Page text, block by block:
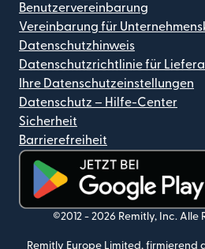
Benutzervereinbarung
Vereinbarung für
Datenschutzhinweis
Datenschutzrichtlinie für
Ihre Datenschutzeinstellungen
Datenschutz – Hilfe-Center
Sicherheit
Barrierefreiheit
(wird in einem neuen Fenster
©2012 - 2026 Remitly, Inc. Alle
Remitly Europe Limited, firmierend